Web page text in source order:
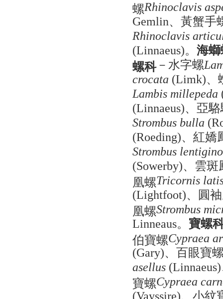
螺Rhinoclavis
Gemlin、黃蟹手
Rhinoclavis
(Linnaeus)。 海
螺科－水字螺
crocata (Limk)、
Lambis millepeda
(Linnaeus)、亞
Strombus bulla
(Roeding)、紅嬌
Strombus
(Sowerby)、雲斑
凰螺Tricornis
(Lightfoot)、圓
凰螺Strombus
Linneaus。 寶螺
伯寶螺Cypraea
(Gary)、百眼寶
asellus(Linnaeus)
寶螺Cypraea
(Vayssire)、小紋